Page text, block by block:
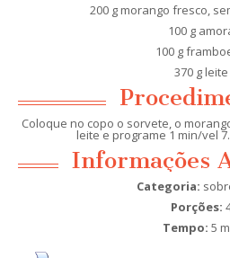
200 g morango fresco,
100 g
100 g
370 g leite
Coloque no copo o sorvete, o
leite e programe 1 min/vel
Informações
Categoria:
Porções:
Tempo: 5